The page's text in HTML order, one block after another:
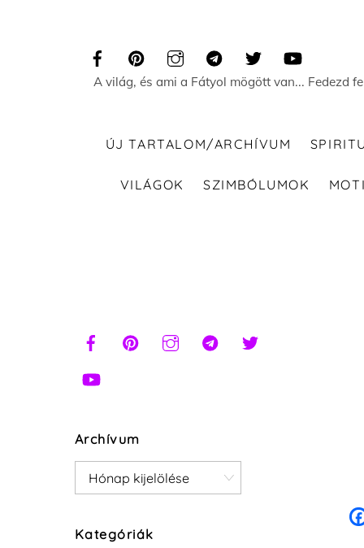
A világ, és ami a Fátyol mögött van... Fedezd
ÚJ TARTALOM/ARCHÍVUM
VILÁGOK SZIMBÓLUMOK
Archívum
Archívum
Kategóriák